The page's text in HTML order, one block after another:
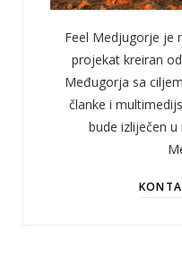
Feel Medjugorje je
projekat kreiran
Međugorja sa
članke i
bude izliječen